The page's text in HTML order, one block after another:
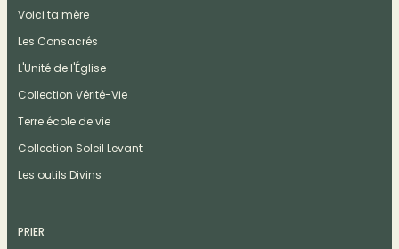
Voici ta mère
Les Consacrés
L'Unité de l'Église
Collection Vérité-Vie
Terre école de vie
Collection Soleil Levant
Les outils Divins
PRIER